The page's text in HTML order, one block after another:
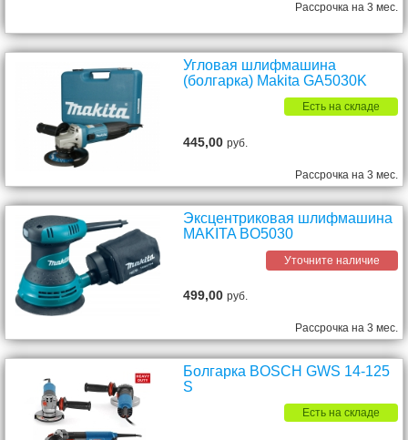
Рассрочка на 3 мес.
Угловая шлифмашина
(болгарка) Makita GA5030K
Есть на складе
445,00руб.
Рассрочка на 3 мес.
Эксцентриковая шлифмашина
MAKITA BO5030
Уточните наличие
499,00руб.
Рассрочка на 3 мес.
Болгарка BOSCH GWS 14-125
S
Есть на складе